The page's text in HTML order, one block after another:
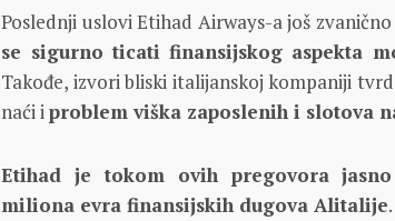
Poslednji uslovi Etihad Airways-a još
se sigurno ticati finansijskog aspekta
Takođe, izvori bliski italijanskoj kompaniji
naći iproblem viška zaposlenih i slotova
Etihad je tokom ovih pregovora
miliona evra finansijskih dugova Alitalije